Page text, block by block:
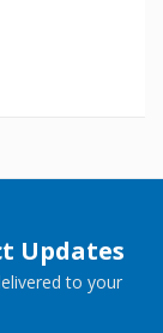
Updates
to your